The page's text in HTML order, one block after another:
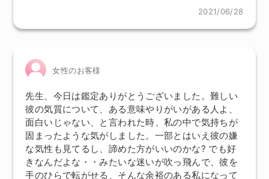
2021/06/28
女性のお客様
先生、今日は鑑定ありがとうございました。難しい
彼の気質について、ある意味やりがいがある人よ、
面白いじゃない、と言われた時、私の中で気持ちが
固まったような気がしました。一部とはいえ彼の嫌
な気性も見てるし、諦めた方がいいのかな? でも好
きなんだよな・・みたいな迷いが吹っ飛んで、彼を
手のひらで転がせる、そんな余裕のある私になって